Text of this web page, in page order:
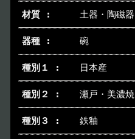
土器・陶磁器
碗
日本産
瀬戸・美濃焼
鉄釉